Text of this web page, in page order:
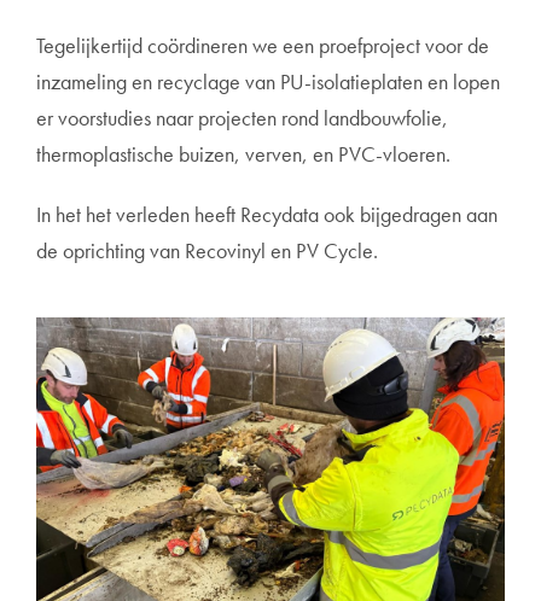
Tegelijkertijd coördineren we een proefproject voor de
inzameling en recyclage van PU-isolatieplaten en lopen
er voorstudies naar projecten rond landbouwfolie,
thermoplastische buizen, verven, en PVC-vloeren.
In het het verleden heeft Recydata ook bijgedragen aan
de oprichting van Recovinyl en PV Cycle.